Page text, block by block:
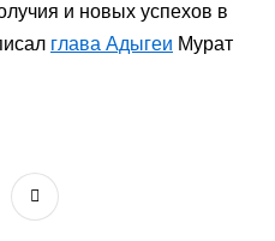
и новых успехов в
глава Адыгеи Мурат